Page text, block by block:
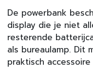
De powerbank
display die je niet
resterende
als bureaulamp. Dit
praktisch